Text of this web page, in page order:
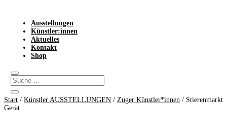
Ausstellungen
Künstler:innen
Aktuelles
Kontakt
Shop
Start / Künstler AUSSTELLUNGEN / Zuger Künstler*innen / Stierenmarkt
Gerät